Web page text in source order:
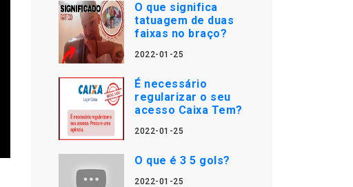
O que significa
tatuagem de duas
faixas no braço?
2022-01-25
É necessário
regularizar o seu
acesso Caixa Tem?
2022-01-25
O que é 3 5 gols?
2022-01-25